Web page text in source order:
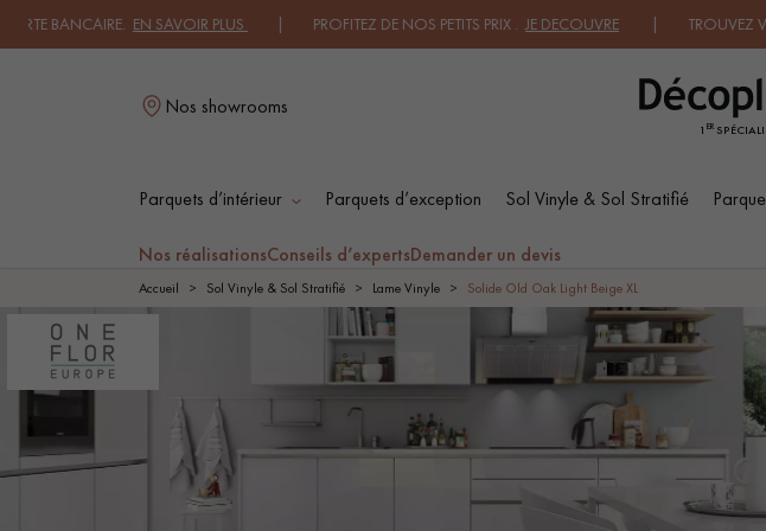
EN SAVOIR PLUS| PROFITEZ DE NOS PETITS PRIX .JE DECOUVRE| TROUVEZ VOTRE
Nos showrooms
1 ER
Parquets d’intérieur Parquets d’exception Sol Vinyle & Sol Stratifié
Nos réalisationsConseils d’expertsDemander un devis
LES
FLOTTANT
SOL PLAQUÉ BOIS
VERITABLES
PARQUET HUILÉ
BRUT
Accueil Sol Vinyle & Sol Stratifié Lame Vinyle Solide Old Oak Light Beige XL